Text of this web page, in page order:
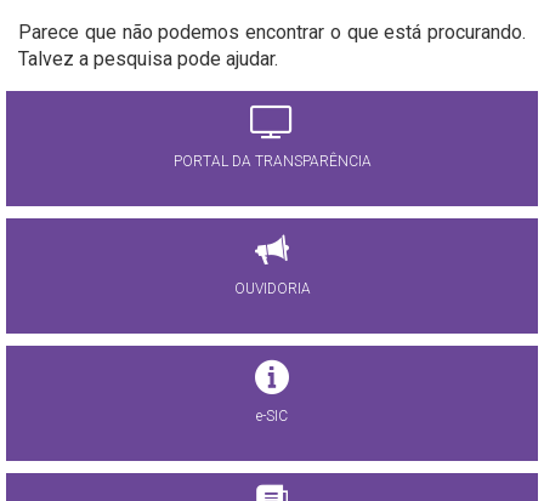
Parece que não podemos encontrar o que está procurando.
Talvez a pesquisa pode ajudar.
PORTAL DA TRANSPARÊNCIA
OUVIDORIA
e-SIC